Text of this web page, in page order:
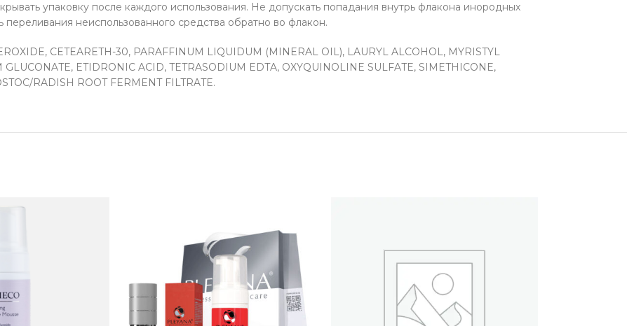
упаковку после каждого использования. Не допускать попадания внутрь флакона инородных
неиспользованного средства обратно во флакон.
CETEARETH-30, PARAFFINUM LIQUIDUM (MINERAL OIL), LAURYL ALCOHOL, MYRISTYL
ETIDRONIC ACID, TETRASODIUM EDTA, OXYQUINOLINE SULFATE, SIMETHICONE,
RADISH ROOT FERMENT FILTRATE.